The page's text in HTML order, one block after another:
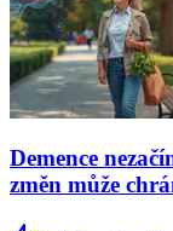
Demence
změn může